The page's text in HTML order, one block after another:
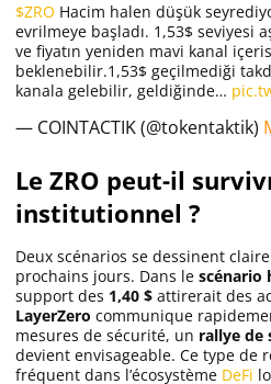
$ZRO Hacim halen düşük
evrilmeye başladı. 1,53$ seviyesi
ve fiyatın yeniden mavi kanal
beklenebilir.1,53$ geçilmediği
kanala gelebilir, geldiğinde…
— COINTACTIK (@tokentaktik)
Le ZRO peut-il
institutionnel ?
Deux scénarios se dessinent
prochains jours. Dans le scénario
support des 1,40 $ attirerait des
LayerZero communique
mesures de sécurité, un rallye de
devient envisageable. Ce type de
fréquent dans l’écosystème DeFi